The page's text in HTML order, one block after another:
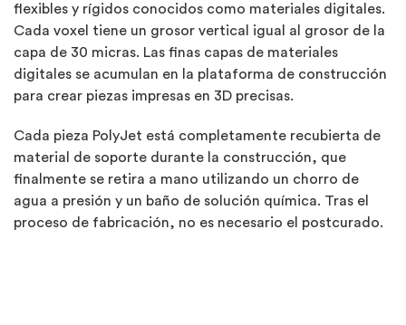
flexibles y rígidos conocidos como materiales digitales.
Cada voxel tiene un grosor vertical igual al grosor de la
capa de 30 micras. Las finas capas de materiales
digitales se acumulan en la plataforma de construcción
para crear piezas impresas en 3D precisas.
Cada pieza PolyJet está completamente recubierta de
material de soporte durante la construcción, que
finalmente se retira a mano utilizando un chorro de
agua a presión y un baño de solución química. Tras el
proceso de fabricación, no es necesario el postcurado.